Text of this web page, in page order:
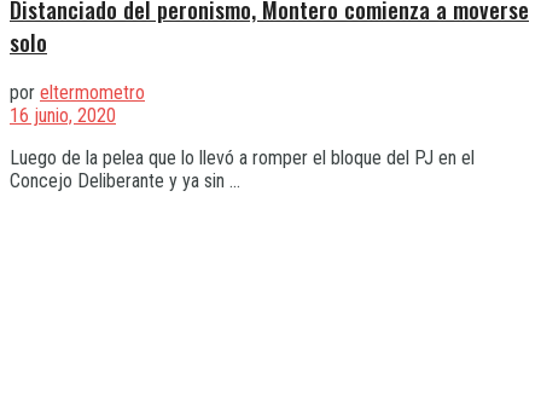
Distanciado del peronismo, Montero comienza a moverse
solo
por eltermometro
16 junio, 2020
Luego de la pelea que lo llevó a romper el bloque del PJ en el
Concejo Deliberante y ya sin ...